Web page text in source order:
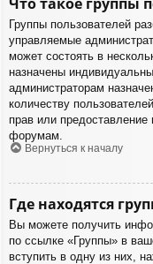
Группы пользователей
управляемые
может состоять в
назначены
администраторам
количеству
прав или
форумам.
Вернуться к началу
Где находятся
Вы можете получить
по ссылке «Группы» в
вступить в одну из них,